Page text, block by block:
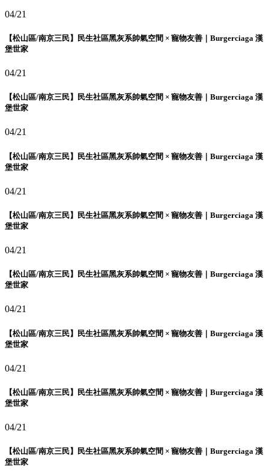
04/21
【松山區/南京三民】民生社區黑灰系帥氣空間 × 寵物友善｜Burgerciaga 漢
堡世家
04/21
【松山區/南京三民】民生社區黑灰系帥氣空間 × 寵物友善｜Burgerciaga 漢
堡世家
04/21
【松山區/南京三民】民生社區黑灰系帥氣空間 × 寵物友善｜Burgerciaga 漢
堡世家
04/21
【松山區/南京三民】民生社區黑灰系帥氣空間 × 寵物友善｜Burgerciaga 漢
堡世家
04/21
【松山區/南京三民】民生社區黑灰系帥氣空間 × 寵物友善｜Burgerciaga 漢
堡世家
04/21
【松山區/南京三民】民生社區黑灰系帥氣空間 × 寵物友善｜Burgerciaga 漢
堡世家
04/21
【松山區/南京三民】民生社區黑灰系帥氣空間 × 寵物友善｜Burgerciaga 漢
堡世家
04/21
【松山區/南京三民】民生社區黑灰系帥氣空間 × 寵物友善｜Burgerciaga 漢
堡世家